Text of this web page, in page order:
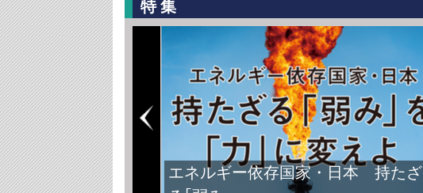
特集
エネルギー依存国家・日本 持たざ